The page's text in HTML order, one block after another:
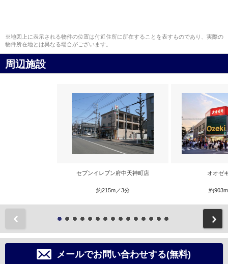
※地図上に表示される物件の位置は付近住所に所在することを表すものであり、実際の
物件所在地とは異なる場合がございます。
周辺施設
セブンイレブン府中天神町店
約215m／3分
オオゼ
約
メールでお問い合わせする(無料)